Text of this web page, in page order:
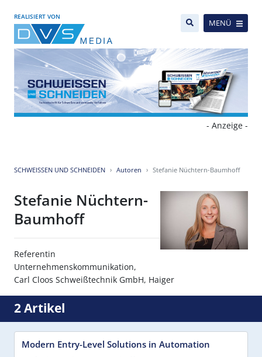
REALISIERT VON
MENÜ
- Anzeige -
SCHWEISSEN UND SCHNEIDEN Autoren Stefanie Nüchtern-Baumhoff
Stefanie Nüchtern-
Baumhoff
Referentin
Unternehmenskommunikation,
Carl Cloos Schweißtechnik GmbH, Haiger
2 Artikel
Modern Entry-Level Solutions in Automation